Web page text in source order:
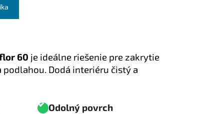
60 je ideálne riešenie pre zakrytie
Dodá interiéru čistý a
Odolný povrch